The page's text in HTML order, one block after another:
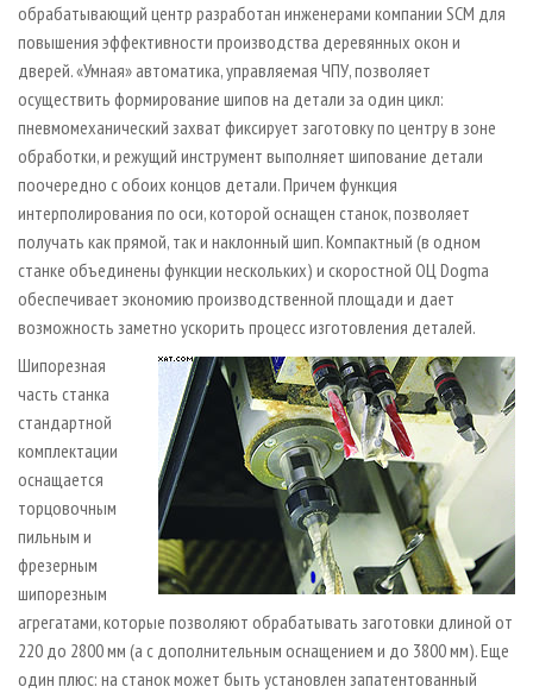
обрабатывающий центр разработан инженерами компании SCM для
повышения эффективности производства деревянных окон и
дверей. «Умная» автоматика, управляемая ЧПУ, позволяет
осуществить формирование шипов на детали за один цикл:
пневмомеханический захват фиксирует заготовку по центру в зоне
обработки, и режущий инструмент выполняет шипование детали
поочередно с обоих концов детали. Причем функция
интерполирования по оси, которой оснащен станок, позволяет
получать как прямой, так и наклонный шип. Компактный (в одном
станке объединены функции нескольких) и скоростной ОЦ Dogma
обеспечивает экономию производственной площади и дает
возможность заметно ускорить процесс изготовления деталей.
Шипорезная
часть станка
стандартной
комплектации
оснащается
торцовочным
пильным и
фрезерным
шипорезным
агрегатами, которые позволяют обрабатывать заготовки длиной от
220 до 2800 мм (а с дополнительным оснащением и до 3800 мм). Еще
один плюс: на станок может быть установлен запатентованный